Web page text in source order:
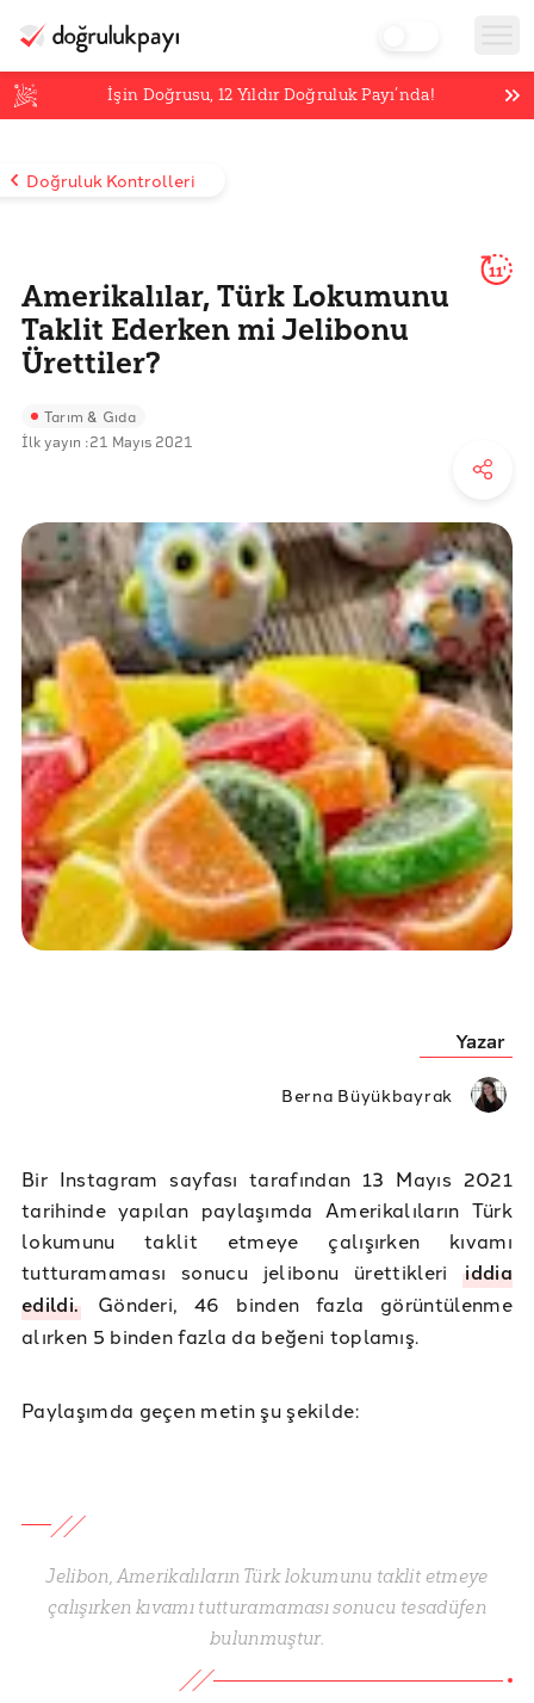
İşin Doğrusu,12 Yıldır Doğruluk Payı’nda!
Doğruluk Kontrolleri
Amerikalılar, Türk Lokumunu
Taklit Ederken mi Jelibonu
Ürettiler?
11'
Tarım & Gıda
İlk yayın :21 Mayıs 2021
Yazar
Berna Büyükbayrak
Bir Instagram sayfası tarafından 13 Mayıs 2021
tarihinde yapılan paylaşımda Amerikalıların Türk
lokumunu taklit etmeye çalışırken kıvamı
tutturamaması sonucu jelibonu ürettikleriiddia
edildi. Gönderi, 46 binden fazla görüntülenme
alırken 5 binden fazla da beğeni toplamış.
Paylaşımda geçen metin şu şekilde:
Jelibon, Amerikalıların Türk lokumunu taklit etmeye
çalışırken kıvamı tutturamaması sonucu tesadüfen
bulunmuştur.